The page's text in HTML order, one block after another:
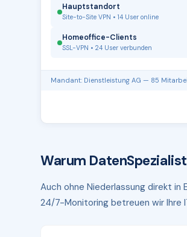
Hauptstandort
Site-to-Site VPN • 14 User online
Homeoffice-Clients
SSL-VPN • 24 User verbunden
Mandant: Dienstleistung AG — 85
Warum
Auch ohne Niederlassung direkt in
24/7-Monitoring betreuen wir Ihre